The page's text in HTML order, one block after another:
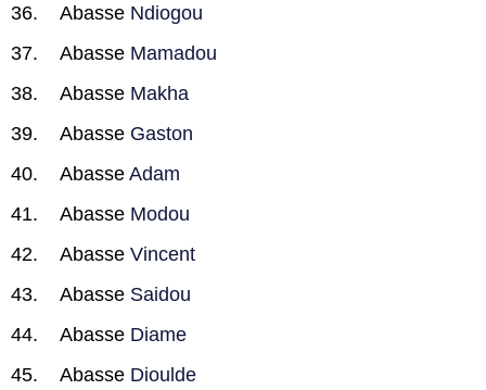
Abasse Ndiogou
Abasse Mamadou
Abasse Makha
Abasse Gaston
Abasse Adam
Abasse Modou
Abasse Vincent
Abasse Saidou
Abasse Diame
Abasse Dioulde